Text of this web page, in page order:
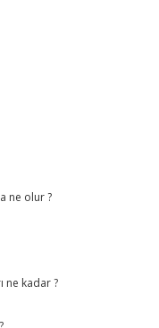
ne olur ?
ne kadar ?